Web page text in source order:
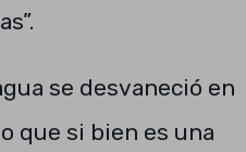
se desvaneció en
que si bien es una